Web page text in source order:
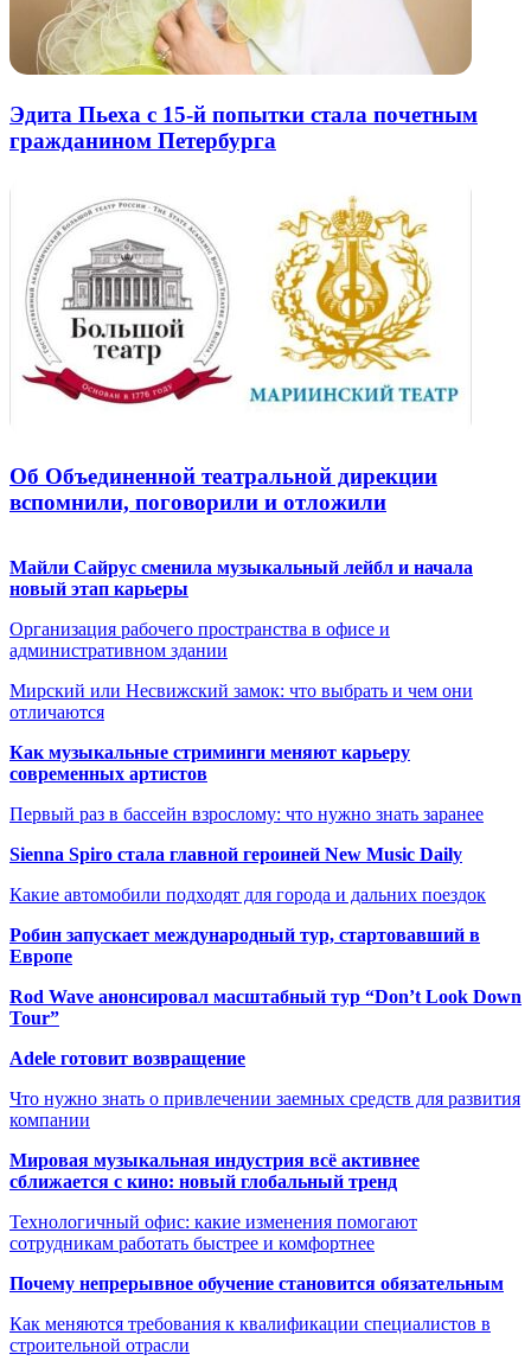
Эдита Пьеха с 15-й попытки стала почетным
гражданином Петербурга
Об Объединенной театральной дирекции
вспомнили, поговорили и отложили
Майли Сайрус сменила музыкальный лейбл и начала
новый этап карьеры
Организация рабочего пространства в офисе и
административном здании
Мирский или Несвижский замок: что выбрать и чем они
отличаются
Как музыкальные стриминги меняют карьеру
современных артистов
Первый раз в бассейн взрослому: что нужно знать заранее
Sienna Spiro стала главной героиней New Music Daily
Какие автомобили подходят для города и дальних поездок
Робин запускает международный тур, стартовавший в
Европе
Rod Wave анонсировал масштабный тур “Don’t Look Down
Tour”
Adele готовит возвращение
Что нужно знать о привлечении заемных средств для развития
компании
Мировая музыкальная индустрия всё активнее
сближается с кино: новый глобальный тренд
Технологичный офис: какие изменения помогают
сотрудникам работать быстрее и комфортнее
Почему непрерывное обучение становится обязательным
Как меняются требования к квалификации специалистов в
строительной отрасли